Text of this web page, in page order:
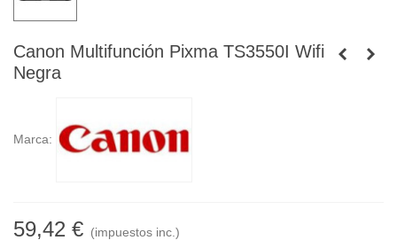
Canon Multifunción Pixma TS3550I Wifi
Negra
Marca:
59,42 € (impuestos inc.)